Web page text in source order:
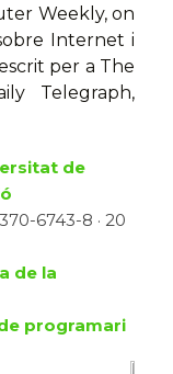
Weekly, on
Internet i
per a The
Telegraph,
de
6743-8 · 20
de la
programari